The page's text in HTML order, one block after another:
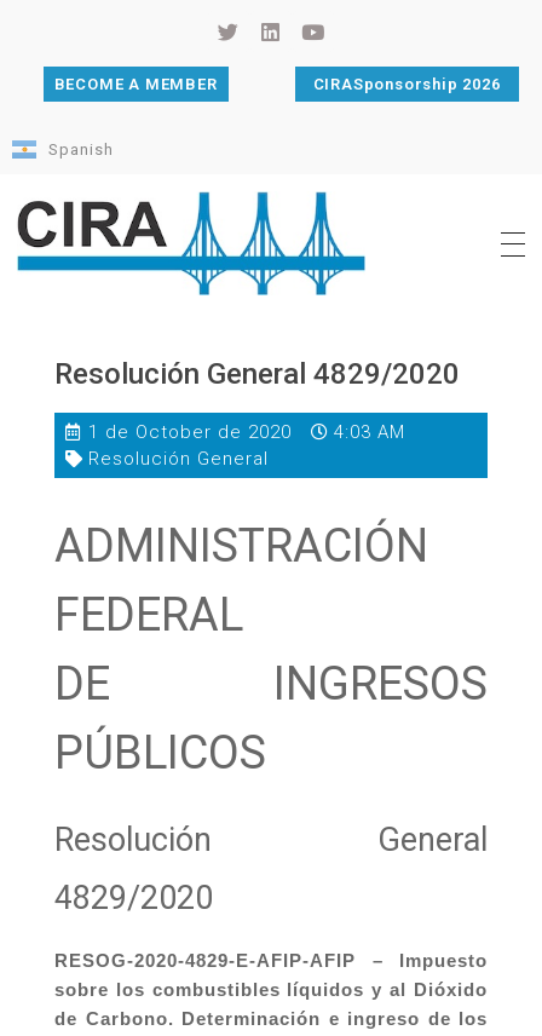
BECOME A MEMBER CIRASponsorship 2026
Spanish
Resolución General 4829/2020
1 de October de 2020
4:03 AM
Resolución General
ADMINISTRACIÓN
FEDERAL
DE INGRESOS
PÚBLICOS
Resolución General
4829/2020
RESOG-2020-4829-E-AFIP-AFIP – Impuesto
sobre los combustibles líquidos y al Dióxido
de Carbono. Determinación e ingreso de los